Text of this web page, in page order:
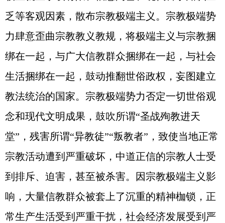
乏等客观因素，散布宗教极端主义。宗教极端势
力肆意歪曲宗教教义教规，将极端主义与宗教捆
绑在一起，与广大信教群众捆绑在一起，与社会
生活捆绑在一起，鼓动推翻世俗政权，妄图建立
教法统治的国家。宗教极端势力否定一切世俗观
念和现代文明成果，鼓吹所谓“圣战殉教进天
堂”，残害所谓“异教徒”“叛教者”，致使当地正常
宗教活动遭到严重破坏，中道正信的宗教人士受
到排斥、迫害，甚至被杀害。因宗教极端主义影
响，大量信教群众被套上了沉重的精神枷锁，正
常生产生活受到严重干扰，社会经济发展受到严